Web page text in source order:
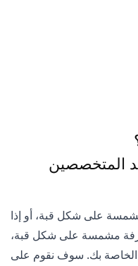
المتخصصين
على شكل قبة، أو إذا
مشمسة على شكل قبة،
الخاصة بك. سوف نقوم على